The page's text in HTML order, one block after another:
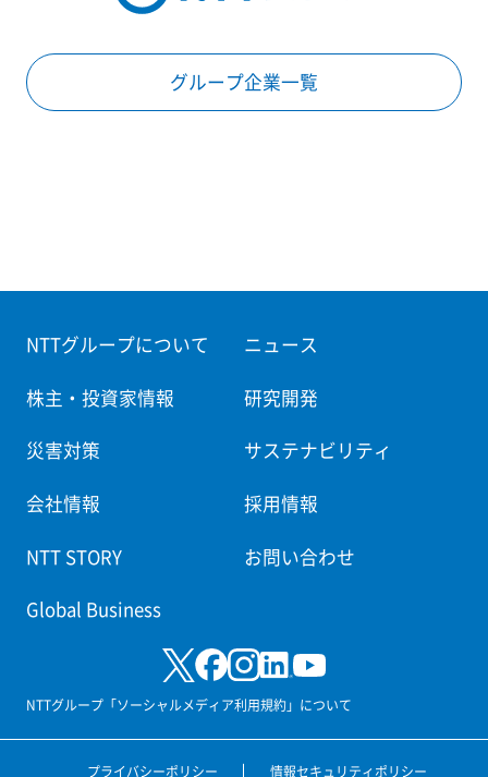
グループ企業一覧
NTTグループについて ニュース
株主・投資家情報 研究開発
災害対策 サステナビリティ
会社情報 採用情報
NTT STORY お問い合わせ
Global Business
NTTグループ「ソーシャルメディア利用規約」について
プライバシーポリシー 情報セキュリティポリシー